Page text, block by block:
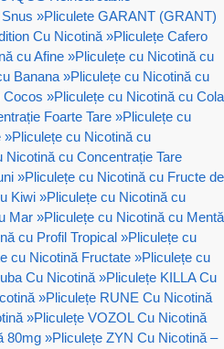
»Pliculete GARANT (GRANT)
Cu Nicotină »Pliculețe Cafero
cu Afine »Pliculețe cu Nicotină cu
Banana »Pliculețe cu Nicotină cu
Cocos »Pliculețe cu Nicotină cu Cola
Foarte Tare »Pliculețe cu
»Pliculețe cu Nicotină cu
Nicotină cu Concentrație Tare
»Pliculețe cu Nicotină cu Fructe de
Kiwi »Pliculețe cu Nicotină cu
Mar »Pliculețe cu Nicotină cu Mentă
cu Profil Tropical »Pliculețe cu
cu Nicotină Fructate »Pliculețe cu
Cu Nicotină »Pliculețe KILLA Cu
»Pliculețe RUNE Cu Nicotină
»Pliculețe VOZOL Cu Nicotină
80mg »Pliculețe ZYN Cu Nicotină –